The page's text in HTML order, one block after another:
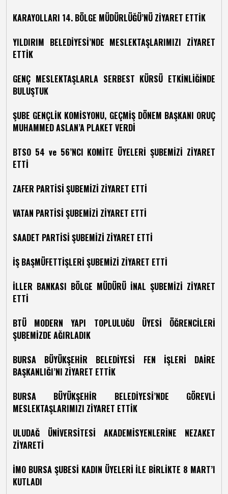
KARAYOLLARI 14. BÖLGE MÜDÜRLÜĞÜ’NÜ ZİYARET ETTİK
YILDIRIM BELEDİYESİ’NDE MESLEKTAŞLARIMIZI ZİYARET
ETTİK
GENÇ MESLEKTAŞLARLA SERBEST KÜRSÜ ETKİNLİĞİNDE
BULUŞTUK
ŞUBE GENÇLİK KOMİSYONU, GEÇMİŞ DÖNEM BAŞKANI ORUÇ
MUHAMMED ASLAN’A PLAKET VERDİ
BTSO 54 ve 56’NCI KOMİTE ÜYELERİ ŞUBEMİZİ ZİYARET
ETTİ
ZAFER PARTİSİ ŞUBEMİZİ ZİYARET ETTİ
VATAN PARTİSİ ŞUBEMİZİ ZİYARET ETTİ
SAADET PARTİSİ ŞUBEMİZİ ZİYARET ETTİ
İŞ BAŞMÜFETTİŞLERİ ŞUBEMİZİ ZİYARET ETTİ
İLLER BANKASI BÖLGE MÜDÜRÜ İNAL ŞUBEMİZİ ZİYARET
ETTİ
BTÜ MODERN YAPI TOPLULUĞU ÜYESİ ÖĞRENCİLERİ
ŞUBEMİZDE AĞIRLADIK
BURSA BÜYÜKŞEHİR BELEDİYESİ FEN İŞLERİ DAİRE
BAŞKANLIĞI’NI ZİYARET ETTİK
BURSA BÜYÜKŞEHİR BELEDİYESİ’NDE GÖREVLİ
MESLEKTAŞLARIMIZI ZİYARET ETTİK
ULUDAĞ ÜNİVERSİTESİ AKADEMİSYENLERİNE NEZAKET
ZİYARETİ
İMO BURSA ŞUBESİ KADIN ÜYELERİ İLE BİRLİKTE 8 MART’I
KUTLADI